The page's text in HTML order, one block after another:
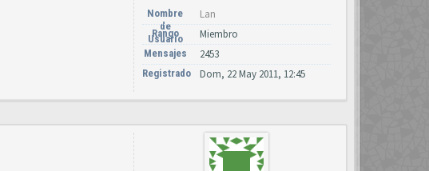
Nombre
de
Usuario
Lan
Rango Miembro
Mensajes 2453
Registrado Dom, 22 May 2011, 12:45